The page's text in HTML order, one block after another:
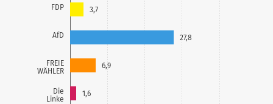
FDP
AfD
FREIE
WÄHLER
Die
Linke
3,7
27,8
6,9
1,6